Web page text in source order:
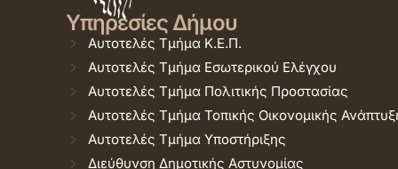
Υπηρεσίες Δήμου
Αυτοτελές Τμήμα Κ.Ε.Π.
Αυτοτελές Τμήμα Εσωτερικού Ελέγχου
Αυτοτελές Τμήμα Πολιτικής Προστασίας
Αυτοτελές Τμήμα Τοπικής Οικονομικής
Αυτοτελές Τμήμα Υποστήριξης
Διεύθυνση Δημοτικής Αστυνομίας